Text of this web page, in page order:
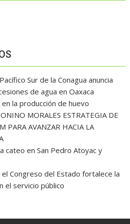
Sur de la Conagua anuncia
de agua en Oaxaca
la producción de huevo
MORALES ESTRATEGIA DE
PARA AVANZAR HACIA LA
cateo en San Pedro Atoyac y
Congreso del Estado fortalece la
el servicio público